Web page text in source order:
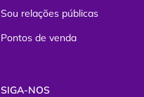
Sou relações públicas
Pontos de venda
SIGA-NOS